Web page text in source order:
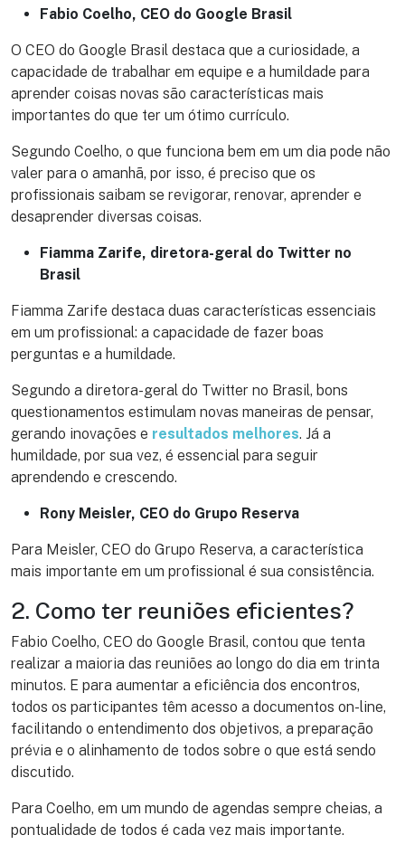
Fabio Coelho, CEO do Google Brasil
O CEO do Google Brasil destaca que a curiosidade, a
capacidade de trabalhar em equipe e a humildade para
aprender coisas novas são características mais
importantes do que ter um ótimo currículo.
Segundo Coelho, o que funciona bem em um dia pode não
valer para o amanhã, por isso, é preciso que os
profissionais saibam se revigorar, renovar, aprender e
desaprender diversas coisas.
Fiamma Zarife, diretora-geral do Twitter no
Brasil
Fiamma Zarife destaca duas características essenciais
em um profissional: a capacidade de fazer boas
perguntas e a humildade.
Segundo a diretora-geral do Twitter no Brasil, bons
questionamentos estimulam novas maneiras de pensar,
gerando inovações e resultados melhores. Já a
humildade, por sua vez, é essencial para seguir
aprendendo e crescendo.
Rony Meisler, CEO do Grupo Reserva
Para Meisler, CEO do Grupo Reserva, a característica
mais importante em um profissional é sua consistência.
2. Como ter reuniões eficientes?
Fabio Coelho, CEO do Google Brasil, contou que tenta
realizar a maioria das reuniões ao longo do dia em trinta
minutos. E para aumentar a eficiência dos encontros,
todos os participantes têm acesso a documentos on-line,
facilitando o entendimento dos objetivos, a preparação
prévia e o alinhamento de todos sobre o que está sendo
discutido.
Para Coelho, em um mundo de agendas sempre cheias, a
pontualidade de todos é cada vez mais importante.